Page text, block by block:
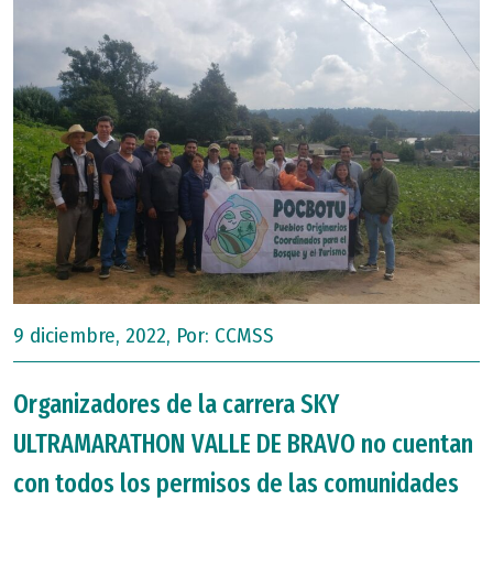
9 diciembre, 2022, Por: CCMSS
Organizadores de la carrera SKY
ULTRAMARATHON VALLE DE BRAVO no cuentan
con todos los permisos de las comunidades